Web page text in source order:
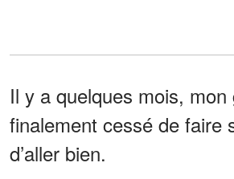
Il y a quelques mois, mon
finalement cessé de faire
d’aller bien.